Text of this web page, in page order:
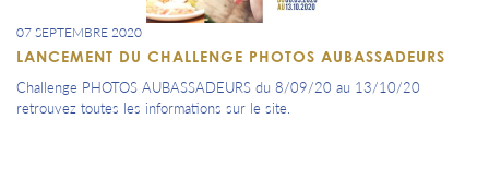
07 SEPTEMBRE 2020
LANCEMENT DU CHALLENGE PHOTOS AUBASSADEURS
Challenge PHOTOS AUBASSADEURS du 8/09/20 au 13/10/20
retrouvez toutes les informations sur le site.